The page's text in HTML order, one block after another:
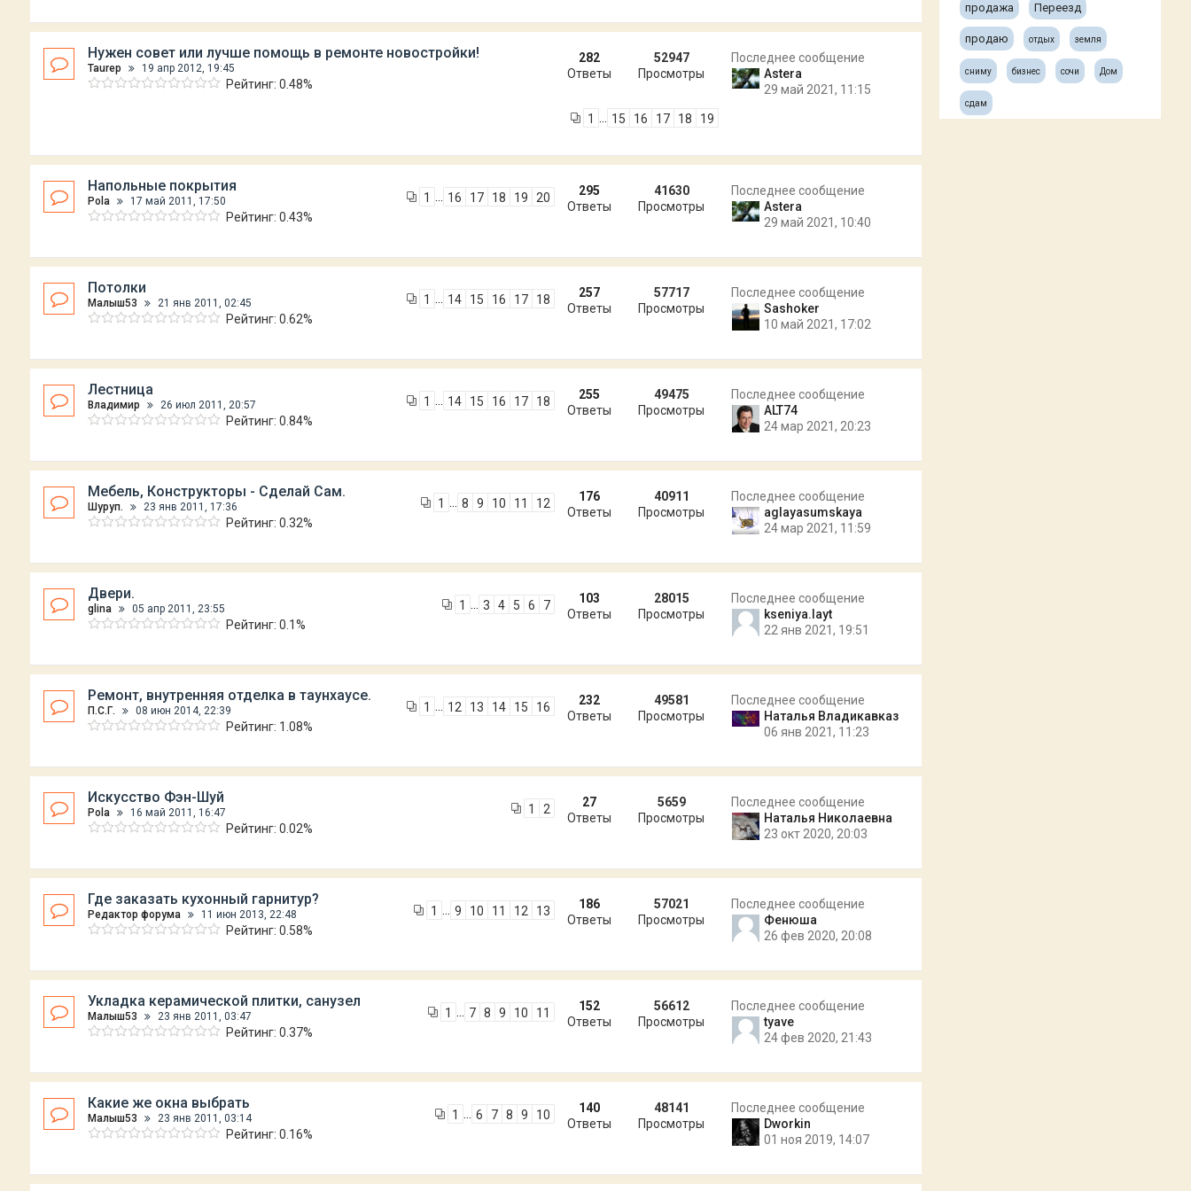
Нужен совет или лучше помощь в ремонте новостройки!
Taurep 19 апр 2012, 19:45
Рейтинг: 0.48%
Последнее сообщение
Astera
29 май 2021, 11:15
282
Ответы
52947
Просмотры
1 15 16 17 18 19
Напольные покрытия
Рola 17 май 2011, 17:50
Рейтинг: 0.43%
Последнее сообщение
Astera
29 май 2021, 10:40
295
Ответы
41630
Просмотры
1 16 17 18 19 20
Потолки
Малыш53 21 янв 2011, 02:45
Рейтинг: 0.62%
Последнее сообщение
Sashoker
10 май 2021, 17:02
257
Ответы
57717
Просмотры
1 14 15 16 17 18
Лестница
Владимир 26 июл 2011, 20:57
Рейтинг: 0.84%
Последнее сообщение
ALT74
24 мар 2021, 20:23
255
Ответы
49475
Просмотры
1 14 15 16 17 18
Мебель, Конструкторы - Сделай Сам.
Шуруп. 23 янв 2011, 17:36
Рейтинг: 0.32%
Последнее сообщение
aglayasumskaya
24 мар 2021, 11:59
176
Ответы
40911
Просмотры
1 8 9 10 11 12
Двери.
glina 05 апр 2011, 23:55
Рейтинг: 0.1%
Последнее сообщение
kseniya.layt
22 янв 2021, 19:51
103
Ответы
28015
Просмотры
1 3 4 5 6 7
Ремонт, внутренняя отделка в таунхаусе.
П.С.Г. 08 июн 2014, 22:39
Рейтинг: 1.08%
Последнее сообщение
Наталья Владикавказ
06 янв 2021, 11:23
232
Ответы
49581
Просмотры
1 12 13 14 15 16
Искусство Фэн-Шуй
Рola 16 май 2011, 16:47
Рейтинг: 0.02%
Последнее сообщение
Наталья Николаевна
23 окт 2020, 20:03
27
Ответы
5659
Просмотры
1 2
Где заказать кухонный гарнитур?
Редактор форума 11 июн 2013, 22:48
Рейтинг: 0.58%
Последнее сообщение
Фенюша
26 фев 2020, 20:08
186
Ответы
57021
Просмотры
1 9 10 11 12 13
Укладка керамической плитки, санузел
Малыш53 23 янв 2011, 03:47
Рейтинг: 0.37%
Последнее сообщение
tyave
24 фев 2020, 21:43
152
Ответы
56612
Просмотры
1 7 8 9 10 11
Какие же окна выбрать
Малыш53 23 янв 2011, 03:14
Рейтинг: 0.16%
Последнее сообщение
Dworkin
01 ноя 2019, 14:07
140
Ответы
48141
Просмотры
1 6 7 8 9 10
продажа Переезд
продаю отдых земля
сниму бизнес сочи Дом
сдам